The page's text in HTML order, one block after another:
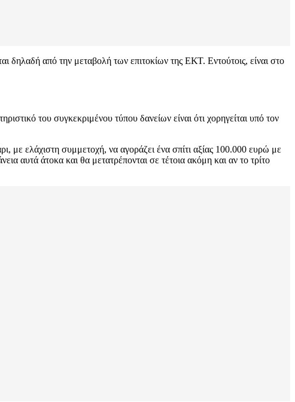
δηλαδή από την μεταβολή των επιτοκίων της ΕΚΤ. Εντούτοις, είναι στο
του συγκεκριμένου τύπου δανείων είναι ότι χορηγείται υπό τον
με ελάχιστη συμμετοχή, να αγοράζει ένα σπίτι αξίας 100.000 ευρώ με
αυτά άτοκα και θα μετατρέπονται σε τέτοια ακόμη και αν το τρίτο